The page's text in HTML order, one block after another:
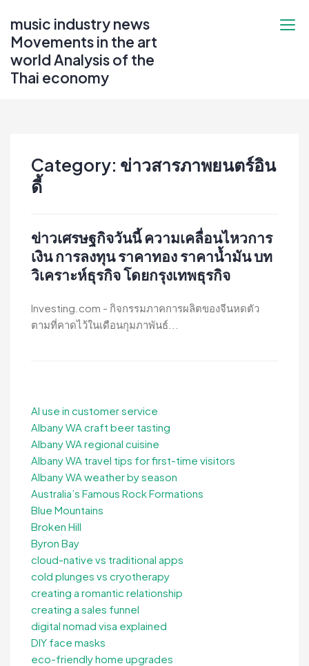
content
music industry news
Movements in the art
world Analysis of the
Thai economy
Category: ข่าวสารภาพยนตร์อิน
ดี้
ข่าวเศรษฐกิจวันนี้ ความเคลื่อนไหวการ
เงิน การลงทุน ราคาทอง ราคาน้ำมัน บท
วิเคราะห์ธุรกิจ โดยกรุงเทพธุรกิจ
Investing.com - กิจกรรมภาคการผลิตของจีนหดตัว
ตามที่คาดไว้ในเดือนกุมภาพันธ์...
AI use in customer service
Albany WA craft beer tasting
Albany WA regional cuisine
Albany WA travel tips for first-time visitors
Albany WA weather by season
Australia’s Famous Rock Formations
Blue Mountains
Broken Hill
Byron Bay
cloud-native vs traditional apps
cold plunges vs cryotherapy
creating a romantic relationship
creating a sales funnel
digital nomad visa explained
DIY face masks
eco-friendly home upgrades